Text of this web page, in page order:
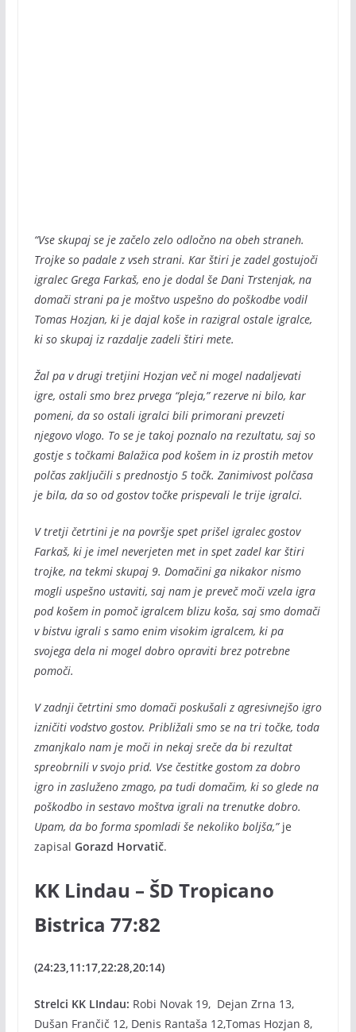
“Vse skupaj se je začelo zelo odločno na obeh straneh.
Trojke so padale z vseh strani. Kar štiri je zadel gostujoči
igralec Grega Farkaš, eno je dodal še Dani Trstenjak, na
domači strani pa je moštvo uspešno do poškodbe vodil
Tomas Hozjan, ki je dajal koše in razigral ostale igralce,
ki so skupaj iz razdalje zadeli štiri mete.
Žal pa v drugi tretjini Hozjan več ni mogel nadaljevati
igre, ostali smo brez prvega “pleja,” rezerve ni bilo, kar
pomeni, da so ostali igralci bili primorani prevzeti
njegovo vlogo. To se je takoj poznalo na rezultatu, saj so
gostje s točkami Balažica pod košem in iz prostih metov
polčas zaključili s prednostjo 5 točk. Zanimivost polčasa
je bila, da so od gostov točke prispevali le trije igralci.
V tretji četrtini je na površje spet prišel igralec gostov
Farkaš, ki je imel neverjeten met in spet zadel kar štiri
trojke, na tekmi skupaj 9. Domačini ga nikakor nismo
mogli uspešno ustaviti, saj nam je preveč moči vzela igra
pod košem in pomoč igralcem blizu koša, saj smo domači
v bistvu igrali s samo enim visokim igralcem, ki pa
svojega dela ni mogel dobro opraviti brez potrebne
pomoči.
V zadnji četrtini smo domači poskušali z agresivnejšo igro
izničiti vodstvo gostov. Približali smo se na tri točke, toda
zmanjkalo nam je moči in nekaj sreče da bi rezultat
spreobrnili v svojo prid. Vse čestitke gostom za dobro
igro in zasluženo zmago, pa tudi domačim, ki so glede na
poškodbo in sestavo moštva igrali na trenutke dobro.
Upam, da bo forma spomladi še nekoliko boljša,”je
zapisal Gorazd Horvatič.
KK Lindau – ŠD Tropicano
Bistrica 77:82
(24:23,11:17,22:28,20:14)
Strelci KK LIndau: Robi Novak 19, Dejan Zrna 13,
Dušan Frančič 12, Denis Rantaša 12,Tomas Hozjan 8,